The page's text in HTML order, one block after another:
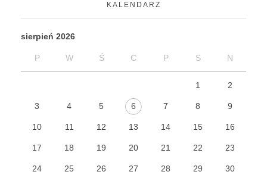
KALENDARZ
sierpień 2026
P W Ś C P S N
1 2
3 4 5 6 7 8 9
10 11 12 13 14 15 16
17 18 19 20 21 22 23
24 25 26 27 28 29 30